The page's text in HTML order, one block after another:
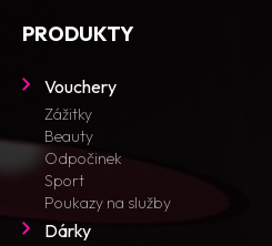
PRODUKTY
Vouchery
Zážitky
Beauty
Odpočinek
Sport
Poukazy na služby
Dárky